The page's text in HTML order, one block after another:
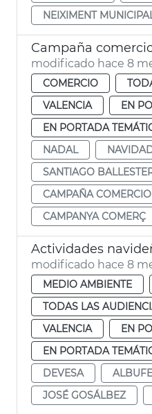
NEIXIMENT
Campaña
modificado hace 8
COMERCIO
VALENCIA
EN
EN PORTADA
NADAL
SANTIAGO
CAMPAÑA COMERCIO
CAMPANYA COMERÇ
modificado hace 8
MEDIO AMBIENTE
TODAS LAS
VALENCIA
EN
EN PORTADA
DEVESA
JOSÉ GOSÁLBEZ